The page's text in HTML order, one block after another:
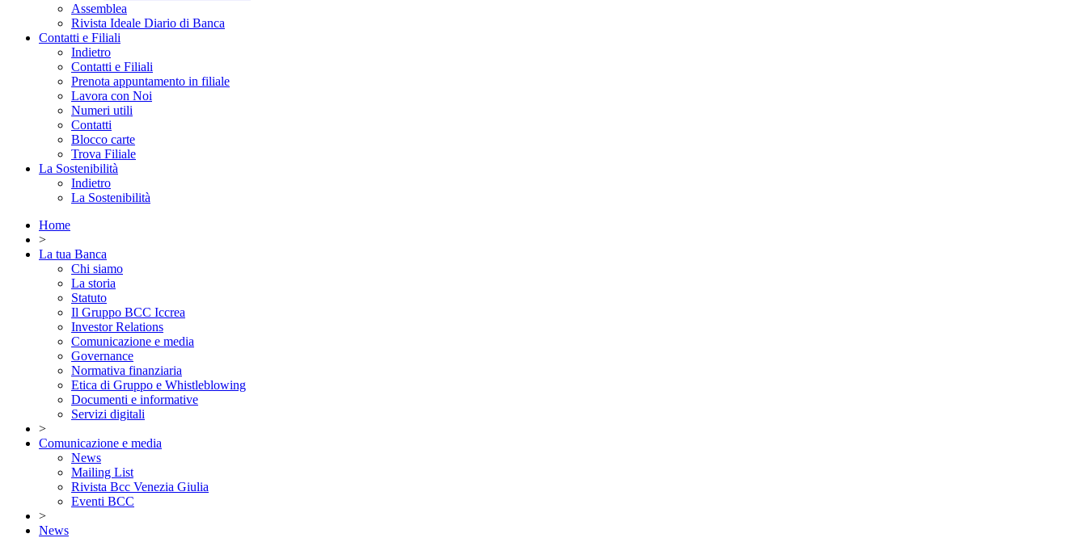
Assemblea
Rivista Ideale Diario di Banca
Contatti e Filiali
Indietro
Contatti e Filiali
Prenota appuntamento in filiale
Lavora con Noi
Numeri utili
Contatti
Blocco carte
Trova Filiale
La Sostenibilità
Indietro
La Sostenibilità
Home
>
La tua Banca
Chi siamo
La storia
Statuto
Il Gruppo BCC Iccrea
Investor Relations
Comunicazione e media
Governance
Normativa finanziaria
Etica di Gruppo e Whistleblowing
Documenti e informative
Servizi digitali
>
Comunicazione e media
News
Mailing List
Rivista Bcc Venezia Giulia
Eventi BCC
>
News